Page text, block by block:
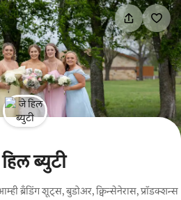
ब्युटी
ब्रँडिंग शूट्स, बुडोअर, क्विन्सेनेरास, प्रॉडक्शन्स